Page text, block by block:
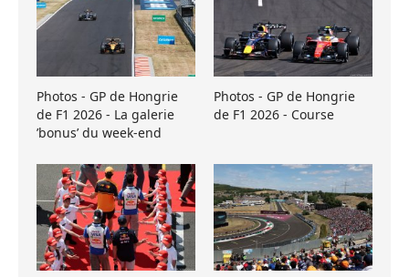
Photos - GP de Hongrie
de F1 2026 - La galerie
’bonus’ du week-end
Photos - GP de Hongrie
de F1 2026 - Course